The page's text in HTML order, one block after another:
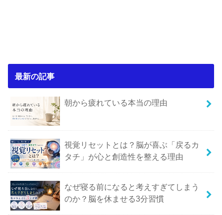
最新の記事
朝から疲れている本当の理由
視覚リセットとは？脳が喜ぶ「戻るカ
タチ」が心と創造性を整える理由
なぜ寝る前になると考えすぎてしまう
のか？脳を休ませる3分習慣